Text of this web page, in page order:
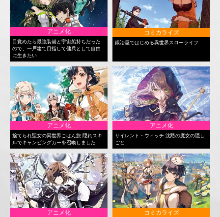
アニメ化
目覚めたら最強装備と宇宙船持ちだった
ので、一戸建て目指して傭兵として自由
に生きたい
コミカライズ
鍛冶屋ではじめる異世界スローライフ
アニメ化
捨てられ聖女の異世界ごはん旅 隠れスキ
ルでキャンピングカーを召喚しました
アニメ化
サイレント・ウィッチ 沈黙の魔女の隠し
ごと
アニメ化 コミカライズ